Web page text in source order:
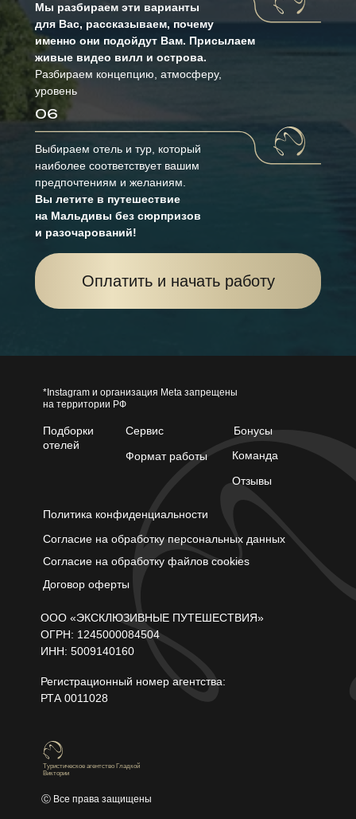
Мы разбираем эти варианты
для Вас, рассказываем, почему
именно они подойдут Вам. Присылаем
живые видео вилл и острова.
Разбираем концепцию, атмосферу,
уровень
Выбираем отель и тур, который
наиболее соответствует вашим
предпочтениям и желаниям.
Вы летите в путешествие
на Мальдивы без сюрпризов
и разочарований!
06
Оплатить и начать работу
Ⓒ Все права защищены
ООО «ЭКСКЛЮЗИВНЫЕ ПУТЕШЕСТВИЯ»
ОГРН: 1245000084504
ИНН: 5009140160
Подборки
отелей
Сервис
Формат работы
Бонусы
Команда
Отзывы
Политика конфиденциальности
Согласие на обработку персональных данных
Согласие на обработку файлов cookies
Договор оферты
*Instagram и организация Meta запрещены
на территории РФ
Регистрационный номер агентства:
РТА 0011028
Туристическое агентство Гладкой
Виктории